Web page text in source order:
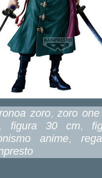
zoro,zoro
, figura 30 cm,
anime,